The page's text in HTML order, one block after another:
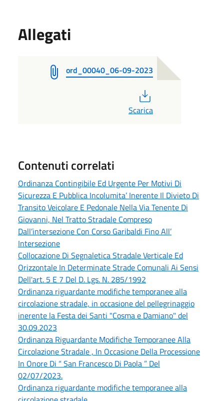
Allegati
ord_00040_06-09-2023
Scarica
Contenuti correlati
Ordinanza Contingibile Ed Urgente Per Motivi Di
Sicurezza E Pubblica Incolumita’ Inerente Il Divieto Di
Transito Veicolare E Pedonale Nella Via Tenente Di
Giovanni, Nel Tratto Stradale Compreso
Dall’intersezione Con Corso Garibaldi Fino All’
Intersezione
Collocazione Di Segnaletica Stradale Verticale Ed
Orizzontale In Determinate Strade Comunali Ai Sensi
Dell'art. 5 E 7 Del D. Lgs. N. 285/1992
Ordinanza riguardante modifiche temporanee alla
circolazione stradale, in occasione del pellegrinaggio
inerente la Festa dei Santi "Cosma e Damiano" del
30.09.2023
Ordinanza Riguardante Modifiche Temporanee Alla
Circolazione Stradale , In Occasione Della Processione
In Onore Di “ San Francesco Di Paola ” Del
02/07/2023.
Ordinanza riguardante modifiche temporanee alla